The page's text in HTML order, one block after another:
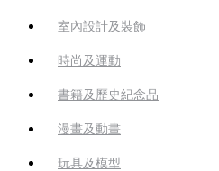
室內設計及裝飾
時尚及運動
書籍及歷史紀念品
漫畫及動畫
玩具及模型